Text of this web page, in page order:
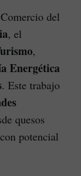
del
, el
,
Energética
. Este trabajo
quesos
potencial